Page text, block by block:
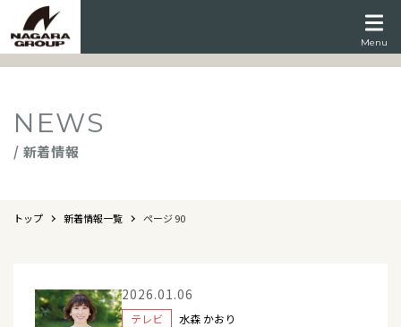
Menu
NEWS
/ 新着情報
トップ 新着情報一覧 ページ 90
2026.01.06
テレビ 水森 かおり